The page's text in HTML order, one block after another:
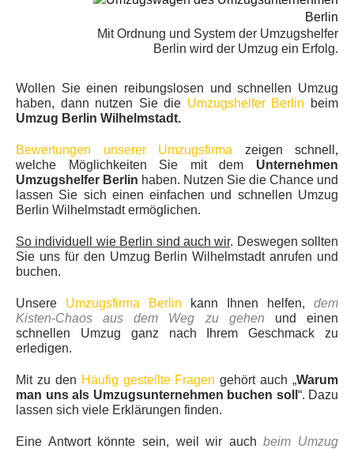
Mit Ordnung und System der Umzugshelfer
Berlin wird der Umzug ein Erfolg.
Wollen Sie einen reibungslosen und schnellen Umzug
haben, dann nutzen Sie die Umzugshelfer Berlin beim
Umzug Berlin Wilhelmstadt.
Bewertungen unserer Umzugsfirma zeigen schnell,
welche Möglichkeiten Sie mit dem Unternehmen
Umzugshelfer Berlin haben. Nutzen Sie die Chance und
lassen Sie sich einen einfachen und schnellen Umzug
Berlin Wilhelmstadt ermöglichen.
So individuell wie Berlin sind auch wir. Deswegen sollten
Sie uns für den Umzug Berlin Wilhelmstadt anrufen und
buchen.
Unsere Umzugsfirma Berlin kann Ihnen helfen, dem
Kisten-Chaos aus dem Weg zu gehen und einen
schnellen Umzug ganz nach Ihrem Geschmack zu
erledigen.
Mit zu den Häufig gestellte Fragen gehört auch „Warum
man uns als Umzugsunternehmen buchen soll “. Dazu
lassen sich viele Erklärungen finden.
Eine Antwort könnte sein, weil wir auchbeim Umzug